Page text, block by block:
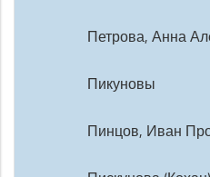
Петрова, Анна
Пикуновы
Пинцов, Иван